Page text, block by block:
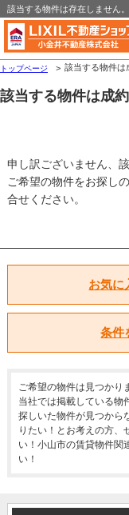
該当する物件は存在しません
トップページ
該当する物件は
該当する物件は成
申し訳ございません、
ご希望の物件をお探し
合せください。
お気に
条件
ご希望の物件は見つかり
当社では掲載している物
探しいた物件が見つから
りたい！とお考えの方、
い！小山市の賃貸物件関
い！